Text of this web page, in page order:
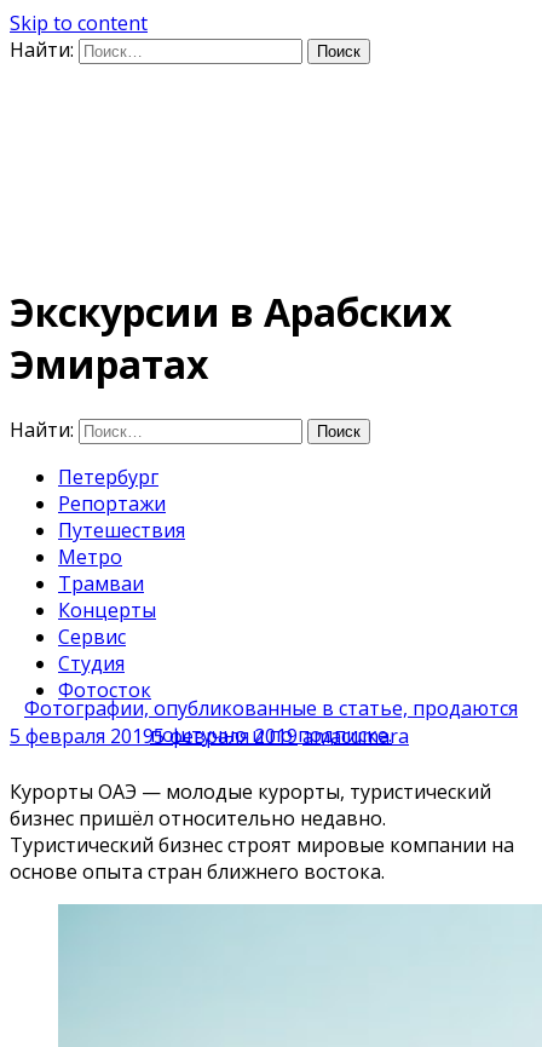
Skip to content
Найти:
Экскурсии в Арабских
Эмиратах
Найти:
Петербург
Репортажи
Путешествия
Метро
Трамваи
Концерты
Сервис
Студия
Фотосток
5 февраля 20195 февраля 2019 amacumara
Фотографии, опубликованные в статье, продаются
поштучно и по подписке.
Курорты ОАЭ — молодые курорты, туристический
бизнес пришёл относительно недавно.
Туристический бизнес строят мировые компании на
основе опыта стран ближнего востока.